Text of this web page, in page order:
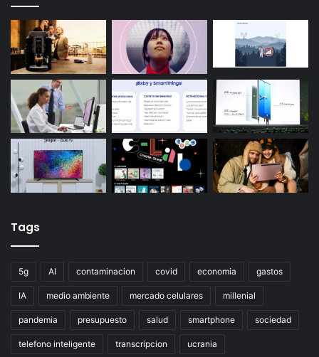
Tags
5g AI contaminacion covid economia gastos
IA medio ambiente mercado celulares millenial
pandemia presupuesto salud smartphone sociedad
telefono inteligente transcripcion ucrania